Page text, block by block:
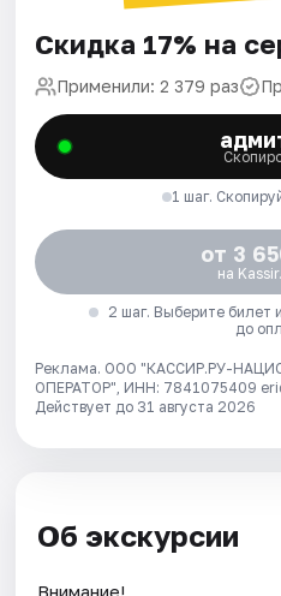
Скидка 17% на
Применили: 2 379 раз
1 шаг.
от 3
на
2 шаг. Выберите билет
до
Реклама. ООО "КАССИР.РУ-
ОПЕРАТОР", ИНН: 7841075409
Действует до 31 августа 2026
Об экскурсии
Внимание!